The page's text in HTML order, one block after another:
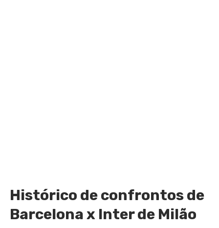
Histórico de confrontos de
Barcelona x Inter de Milão